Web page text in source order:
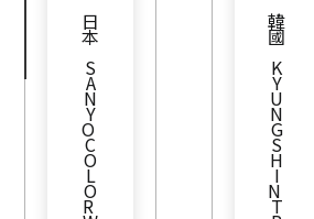
日
本
S
A
N
Y
O
C
O
L
O
R
韓
國
K
Y
U
N
G
S
H
I
N
T